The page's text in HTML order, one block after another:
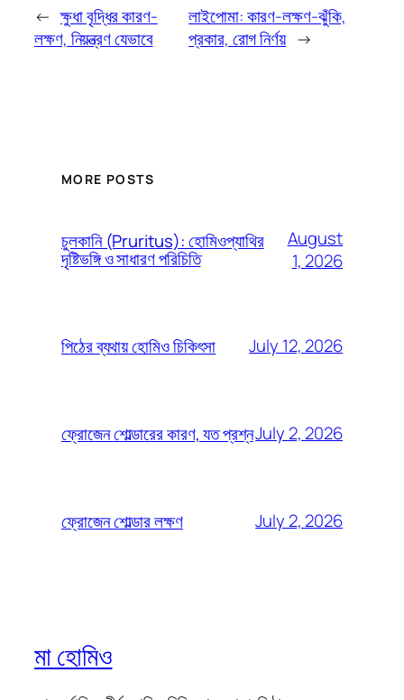
← ক্ষুধা বৃদ্ধির কারণ-
লক্ষণ, নিয়ন্ত্রণ যেভাবে
লাইপোমা: কারণ-লক্ষণ-ঝুঁকি,
প্রকার, রোগ নির্ণয় →
MORE POSTS
চুলকানি (Pruritus): হোমিওপ্যাথির
দৃষ্টিভঙ্গি ও সাধারণ পরিচিতি
August
1, 2026
পিঠের ব্যথায় হোমিও চিকিৎসা July 12, 2026
ফ্রোজেন শোল্ডারের কারণ, যত প্রশ্নJuly 2, 2026
ফ্রোজেন শোল্ডার লক্ষণ July 2, 2026
মা হোমিও